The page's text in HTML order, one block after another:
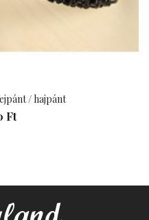
/ hajpánt
Ft